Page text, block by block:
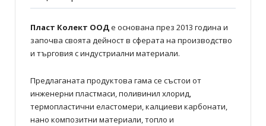
Пласт Колект ООДе основана през 2013 година и
започва своята дейност в сферата на производство
и търговия с индустриални материали.
Предлаганата продуктова гама се състои от
инженерни пластмаси, поливинил хлорид,
термопластични еластомери, калциеви карбонати,
нано композитни материали, топло и